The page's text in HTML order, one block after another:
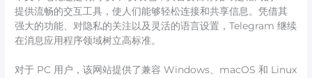
提供流畅的交互工具，使人们能够轻松连接和共享信息。凭借其
强大的功能、对隐私的关注以及灵活的语言设置，Telegram 继续
在消息应用程序领域树立高标准。
对于 PC 用户，该网站提供了兼容 Windows、macOS 和 Linux